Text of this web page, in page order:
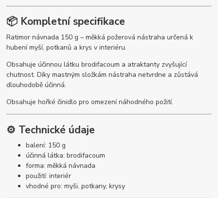
📦 Kompletní specifikace
Ratimor návnada 150 g – měkká požerová nástraha určená k
hubení myší, potkanů a krys v interiéru.
Obsahuje účinnou látku brodifacoum a atraktanty zvyšující
chutnost. Díky mastným složkám nástraha netvrdne a zůstává
dlouhodobě účinná.
Obsahuje hořké činidlo pro omezení náhodného požití.
⚙️ Technické údaje
balení: 150 g
účinná látka: brodifacoum
forma: měkká návnada
použití: interiér
vhodné pro: myši, potkany, krysy